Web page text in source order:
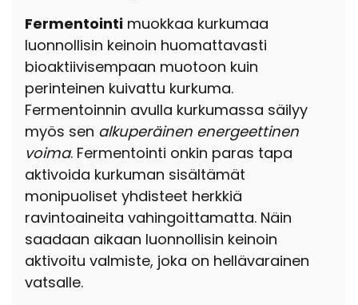
Fermentointi muokkaa kurkumaa
luonnollisin keinoin huomattavasti
bioaktiivisempaan muotoon kuin
perinteinen kuivattu kurkuma.
Fermentoinnin avulla kurkumassa säilyy
myös sen alkuperäinen energeettinen
voima. Fermentointi onkin paras tapa
aktivoida kurkuman sisältämät
monipuoliset yhdisteet herkkiä
ravintoaineita vahingoittamatta. Näin
saadaan aikaan luonnollisin keinoin
aktivoitu valmiste, joka on hellävarainen
vatsalle.